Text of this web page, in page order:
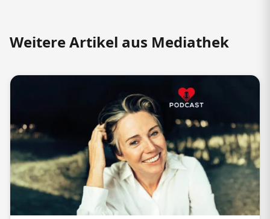
Weitere Artikel aus Mediathek